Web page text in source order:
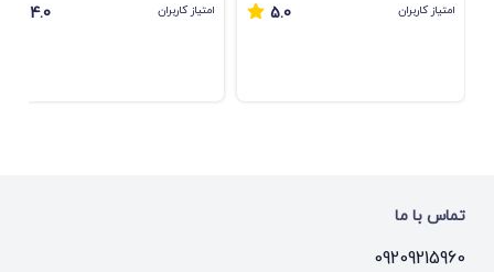
امتیاز کاربران 5.0 امتیاز کاربران 4.0
تماس با ما
09209215960